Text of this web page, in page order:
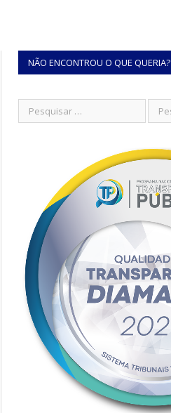
NÃO ENCONTROU O QUE QUERIA?